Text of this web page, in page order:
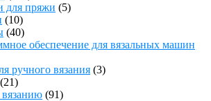
для пряжи (5)
(10)
(40)
обеспечение для вязальных машин
ручного вязания (3)
(21)
(91)